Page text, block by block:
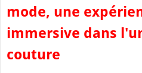
mode, une
immersive dans
couture